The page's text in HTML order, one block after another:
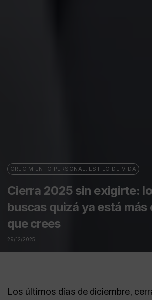
CRECIMIENTO PERSONAL, ESTILO DE VIDA
Cierra 2025 sin exigirte:
buscas quizá ya está más
que crees
29/12/2025
Los últimos días de diciembre,